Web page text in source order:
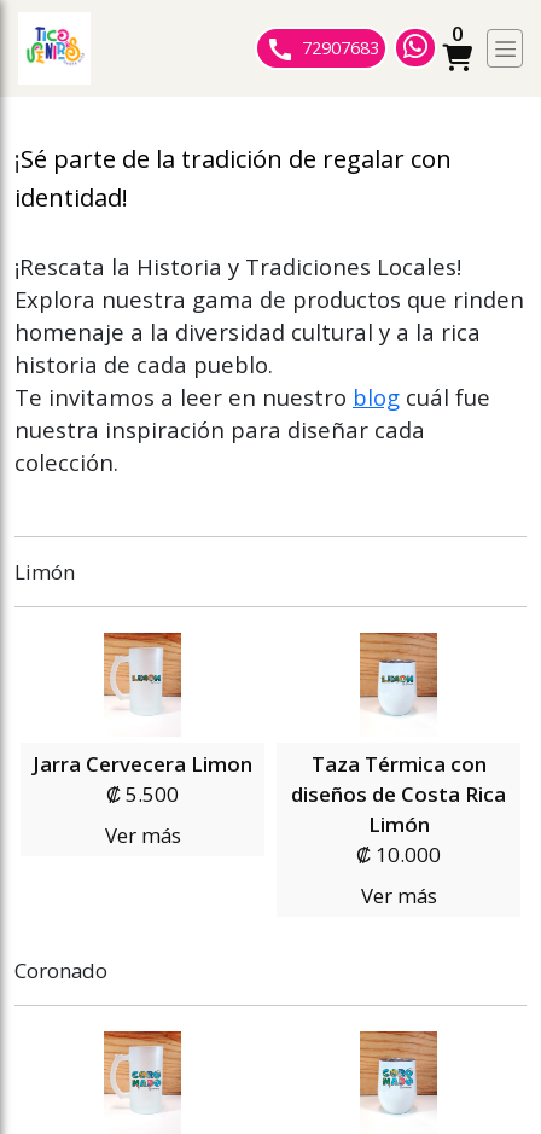
slideout menu. 72907683
0
¡Sé parte de la tradición de regalar con
identidad!
¡Rescata la Historia y Tradiciones Locales!
Explora nuestra gama de productos que rinden
homenaje a la diversidad cultural y a la rica
historia de cada pueblo.
Te invitamos a leer en nuestro blog cuál fue
nuestra inspiración para diseñar cada
colección.
Limón
Jarra Cervecera Limon
₡ 5.500
Ver más
Taza Térmica con
diseños de Costa Rica
Limón
₡ 10.000
Ver más
Coronado